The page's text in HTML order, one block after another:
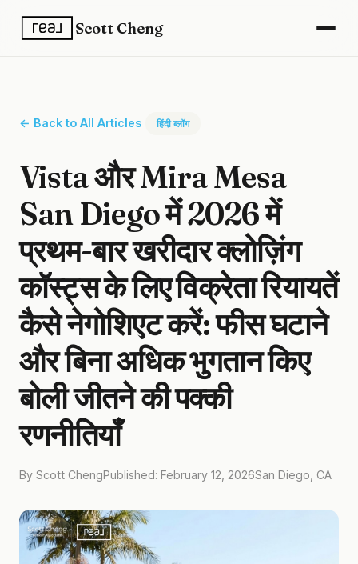
Scott Cheng
← Back to All Articles हिंदी ब्लॉग
Vista और Mira Mesa
San Diego में 2026 में
प्रथम-बार खरीदार क्लोज़िंग
कॉस्ट्स के लिए विक्रेता रियायतें
कैसे नेगोशिएट करें: फीस घटाने
और बिना अधिक भुगतान किए
बोली जीतने की पक्की
रणनीतियाँ
By Scott ChengPublished: February 12, 2026San Diego, CA